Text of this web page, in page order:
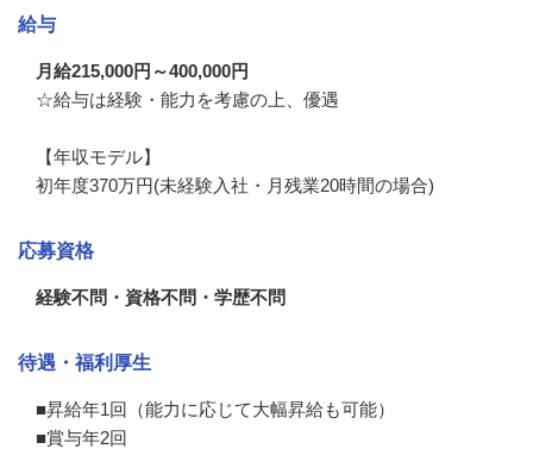
給与
月給215,000円～400,000円
☆給与は経験・能力を考慮の上、優遇
【年収モデル】
初年度370万円(未経験入社・月残業20時間の場合)
応募資格
経験不問・資格不問・学歴不問
待遇・福利厚生
■昇給年1回（能力に応じて大幅昇給も可能）
■賞与年2回